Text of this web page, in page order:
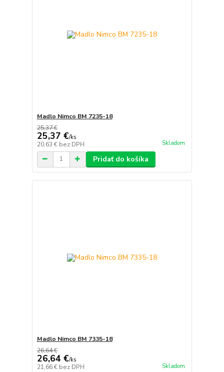
Madlo Nimco BM 7235-18
25,37 €
25,37 €/ks
20,63 € bez DPH Skladom
Pridať do košíka
Madlo Nimco BM 7335-18
26,64 €
26,64 €/ks
21,66 € bez DPH Skladom